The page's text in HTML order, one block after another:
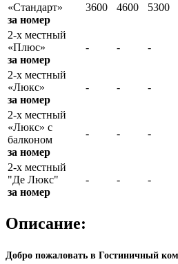
«Стандарт»
за номер
3600 4600 5300
2-х местный
«Плюс»
за номер
- - -
2-х местный
«Люкс»
за номер
- - -
2-х местный
«Люкс» с
балконом
за номер
- - -
2-х местный
"Де Люкс"
за номер
- - -
Описание:
Добро пожаловать в Гостиничный